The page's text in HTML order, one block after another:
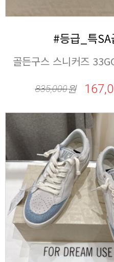
#등급_특SA
골든구스 스니커즈
835,000원